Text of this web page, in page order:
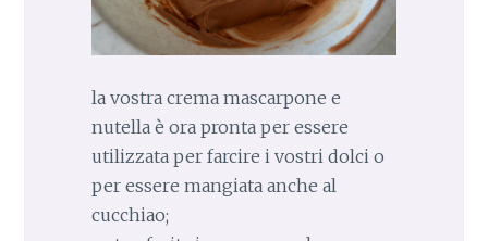
la vostra crema mascarpone e
nutella è ora pronta per essere
utilizzata per farcire i vostri dolci o
per essere mangiata anche al
cucchiao;